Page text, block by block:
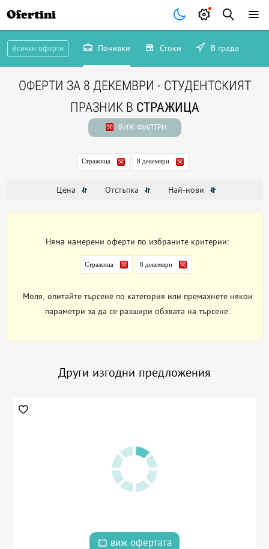
Ofertini
Всички оферти Почивки Стоки В града
ОФЕРТИ ЗА 8 ДЕКЕМВРИ - СТУДЕНТСКИЯТ
ПРАЗНИК В СТРАЖИЦА
ВИЖ ФИЛТРИ
Стражица 8 декември
Цена Отстъпка Най-нови
Няма намерени оферти по избраните критерии:
Стражица 8 декември
Моля, опитайте търсене по категория или премахнете някои
параметри за да се разшири обхвата на търсене.
Други изгодни предложения
виж офертата